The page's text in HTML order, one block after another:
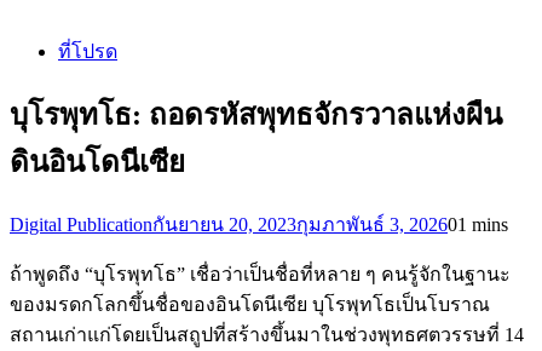
ที่โปรด
บุโรพุทโธ: ถอดรหัสพุทธจักรวาลแห่งผืน
ดินอินโดนีเซีย
Digital Publicationกันยายน 20, 2023กุมภาพันธ์ 3, 202601 mins
ถ้าพูดถึง “บุโรพุทโธ” เชื่อว่าเป็นชื่อที่หลาย ๆ คนรู้จักในฐานะ
ของมรดกโลกขึ้นชื่อของอินโดนีเซีย บุโรพุทโธเป็นโบราณ
สถานเก่าแก่โดยเป็นสถูปที่สร้างขึ้นมาในช่วงพุทธศตวรรษที่ 14